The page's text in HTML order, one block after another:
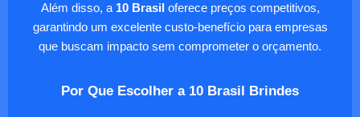
Além disso, a 10 Brasiloferece preços competitivos,
garantindo um excelente custo-benefício para empresas
que buscam impacto sem comprometer o orçamento.
Por Que Escolher a 10 Brasil Brindes